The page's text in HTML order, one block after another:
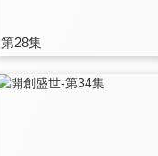
第28集